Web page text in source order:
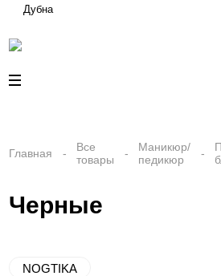
Дубна
Главная
Все
товары
Маникюр/
педикюр
Черные
NOGTIKA